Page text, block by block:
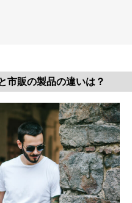
市販の製品の違いは？